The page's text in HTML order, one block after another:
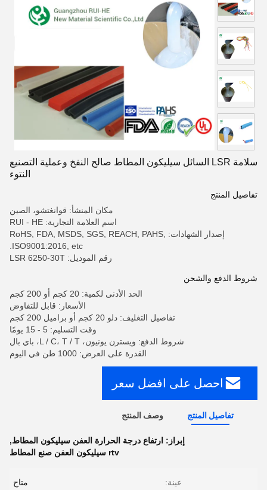
سلامة LSR السائل سيليكون المطاط صالح النفخ وعملية التصنيع
النتوء
تفاصيل المنتج
مكان المنشأ: قوانغتشو، الصين
اسم العلامة التجارية: RUI - HE
إصدار الشهادات: RoHS, FDA, MSDS, SGS, REACH, PAHS,
ISO9001:2016, etc.
رقم الموديل: LSR 6250-30T
شروط الدفع والشحن
الحد الأدنى لكمية: 20 كجم أو 200 كجم
الأسعار: قابل للتفاوض
تفاصيل التغليف: دلو 20 كجم أو براميل 200 كجم
وقت التسليم: 5 - 15 يومًا
شروط الدفع: ويسترن يونيون، L / C، T / T، باي بال
القدرة على العرض: 1000 طن في اليوم
احصل على افضل سعر
تفاصيل المنتج وصف المنتج
إبراز: ارتفاع درجة الحرارة العفن سيليكون المطاط,
rtv سيليكون العفن صنع المطاط
عينة: متاح